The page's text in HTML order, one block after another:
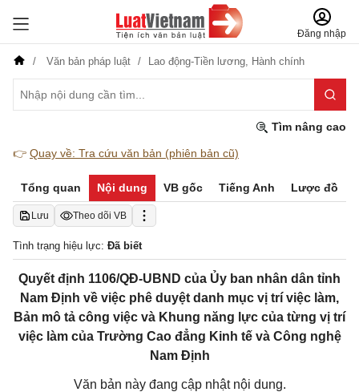
Đăng nhập
Văn bản pháp luật Lao động-Tiền lương, Hành chính
Tìm nâng cao
👉 Quay về: Tra cứu văn bản (phiên bản cũ)
Tổng quan Nội dung VB gốc Tiếng Anh Lược đồ
Lưu Theo dõi VB
Tình trạng hiệu lực: Đã biết
Quyết định 1106/QĐ-UBND của Ủy ban nhân dân tỉnh
Nam Định về việc phê duyệt danh mục vị trí việc làm,
Bản mô tả công việc và Khung năng lực của từng vị trí
việc làm của Trường Cao đẳng Kinh tế và Công nghệ
Nam Định
Văn bản này đang cập nhật nội dung.